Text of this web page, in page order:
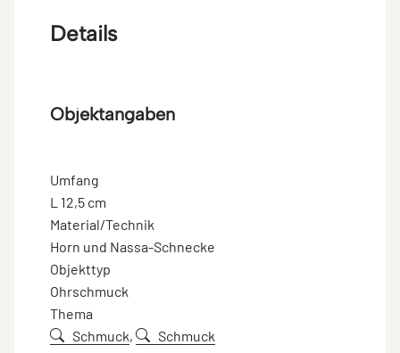
Details
Objektangaben
Umfang
L 12,5 cm
Material/Technik
Horn und Nassa-Schnecke
Objekttyp
Ohrschmuck
Thema
Schmuck, Schmuck